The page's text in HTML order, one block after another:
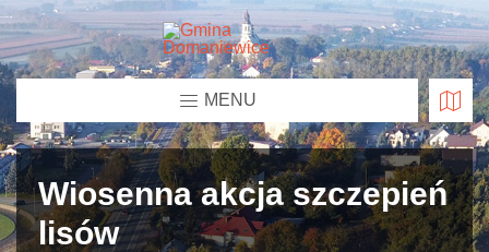
MENU
Wiosenna akcja szczepień
lisów